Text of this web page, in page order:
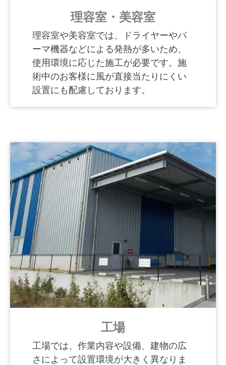
理容室・美容室
理容室や美容室では、ドライヤーやパ
ーマ機器などによる発熱が多いため、
使用環境に応じた施工が必要です。施
術中のお客様に風が直接当たりにくい
設置にも配慮しております。
工場
工場では、作業内容や設備、建物の広
さによって設置環境が大きく異なりま